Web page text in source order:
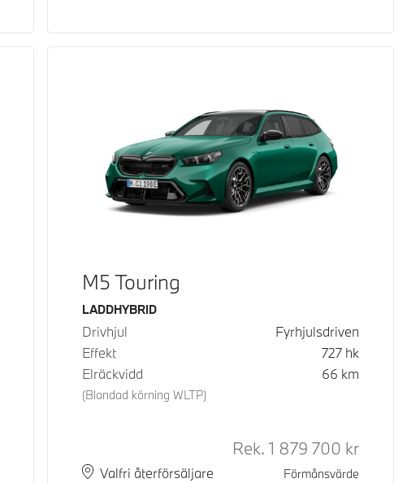
M5 Touring
Bränsle
LADDHYBRID
Drivhjul
Fyrhjulsdriven
Effekt
727 hk
Elräckvidd
(Blandad körning WLTP)
66 km
PlatsValfri återförsäljare
Leveranstid
Rek.
Rek. 1 879 700 kr
Förmånsvärde